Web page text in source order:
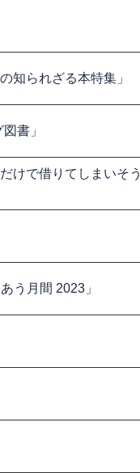
知られざる本特集」
書」
けで借りてしまいそう
う月間 2023」